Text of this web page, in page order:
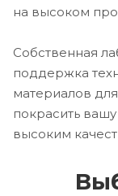
на высоком
Собственная
поддержка
материалов
покрасить
высоким